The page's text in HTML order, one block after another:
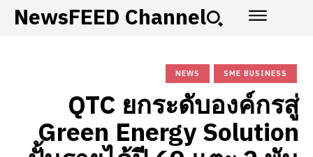
NewsFEED Channel
NEWS SME BUSINESS
QTC ยกระดับองค์กรสู่
Green Energy Solution